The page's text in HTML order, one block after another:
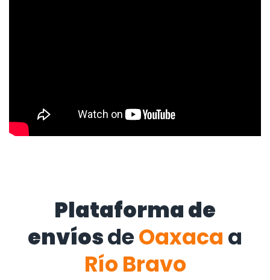
Plataforma de
envíosdeOaxaca a
Río Bravo